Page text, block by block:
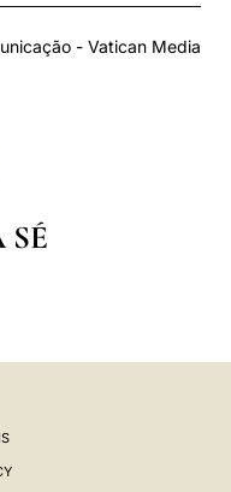
- Vatican Media
SÉ